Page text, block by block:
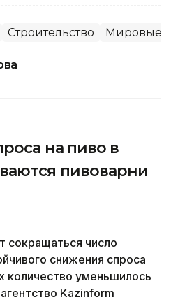
Строительство Мировые
на пиво в
пивоварни
сокращаться число
снижения спроса
количество уменьшилось
Kazinform